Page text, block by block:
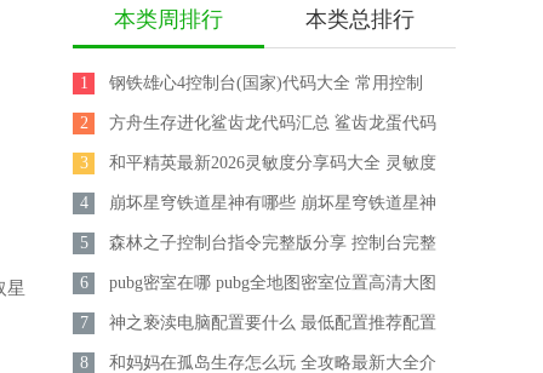
星
本类周排行 本类总排行
1 钢铁雄心4控制台(国家)代码大全 常用控制
台秘籍汇总
2 方舟生存进化鲨齿龙代码汇总 鲨齿龙蛋代码
大全
3 和平精英最新2026灵敏度分享码大全 灵敏度
怎么调最稳
4 崩坏星穹铁道星神有哪些 崩坏星穹铁道星神
实力排行
5 森林之子控制台指令完整版分享 控制台完整
指令怎么用
6 pubg密室在哪 pubg全地图密室位置高清大图
一览2026
7 神之亵渎电脑配置要什么 最低配置推荐配置
一览
8 和妈妈在孤岛生存怎么玩 全攻略最新大全介